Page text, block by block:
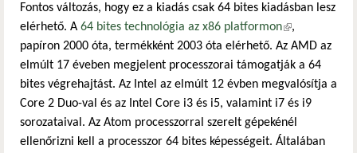
Fontos változás, hogy ez a kiadás csak 64 bites kiadásban lesz
elérhető. A 64 bites technológia az x86 platformon(külső
hivatkozás)
,
papíron 2000 óta, termékként 2003 óta elérhető. Az AMD az
elmúlt 17 éveben megjelent processzorai támogatják a 64
bites végrehajtást. Az Intel az elmúlt 12 évben megvalósítja a
Core 2 Duo-val és az Intel Core i3 és i5, valamint i7 és i9
sorozataival. Az Atom processzorral szerelt gépekénél
ellenőrizni kell a processzor 64 bites képességeit. Általában